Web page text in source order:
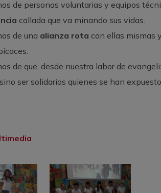
de personas voluntarias y equipos
callada que va minando sus vidas.
de una alianza rota con ellas mismas
de que, desde nuestra labor de
sino ser solidarios quienes se han